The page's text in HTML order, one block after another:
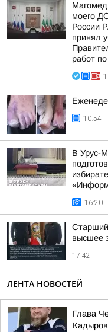
моего
принял
работ
10:54
В Урус-
16:20
высшее
17:42
ЛЕНТА НОВОСТЕЙ
Глава